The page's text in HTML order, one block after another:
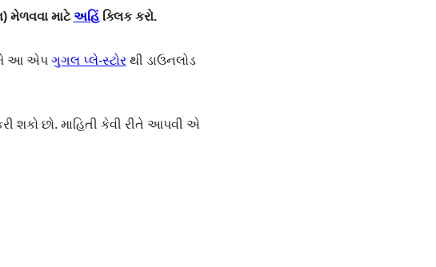
મેળવવા માટેઅહિંક્લિક કરો.
આ એપ ગુગલ પ્લે-સ્ટોરથી ડાઉનલોડ
શકો છો. માહિતી કેવી રીતે આપવી એ